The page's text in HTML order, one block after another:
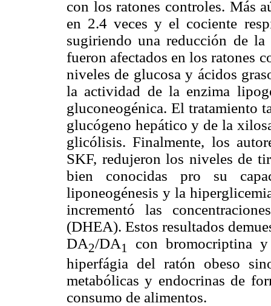
con los ratones controles. Más
en 2.4 veces y el cociente
sugiriendo una reducción de
fueron afectados en los ratones
niveles de glucosa y ácidos
la actividad de la enzima
gluconeogénica. El tratamiento
glucógeno hepático y de la
glicólisis. Finalmente, los
SKF, redujeron los niveles de
bien conocidas pro su
liponeogénesis y la
incrementó las
(DHEA). Estos resultados
DA2/DA1
con bromocriptina
hiperfágia del ratón obeso
metabólicas y endocrinas de
consumo de alimentos.